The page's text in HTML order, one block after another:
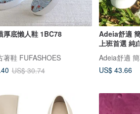
厚底懶人鞋 1BC78
著鞋 FUFASHOES
US$ 30.74
Adeia舒適 簡單
上班首選 純
Adeia舒適
US$ 43.66